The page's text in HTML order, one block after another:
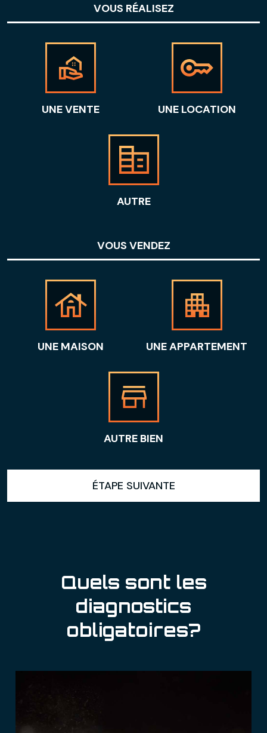
VOUS RÉALISEZ
UNE VENTE UNE LOCATION
AUTRE
VOUS VENDEZ
UNE MAISON UNE APPARTEMENT
AUTRE BIEN
ÉTAPE SUIVANTE
Quels sont les
diagnostics
obligatoires?
Diagnostic